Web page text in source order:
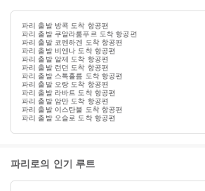
파리 출발 방콕 도착 항공편
파리 출발 쿠알라룸푸르 도착 항공편
파리 출발 코펜하겐 도착 항공편
파리 출발 비엔나 도착 항공편
파리 출발 알제 도착 항공편
파리 출발 런던 도착 항공편
파리 출발 스톡홀름 도착 항공편
파리 출발 오랑 도착 항공편
파리 출발 라바트 도착 항공편
파리 출발 암만 도착 항공편
파리 출발 이스탄불 도착 항공편
파리 출발 오슬로 도착 항공편
파리로의 인기 루트